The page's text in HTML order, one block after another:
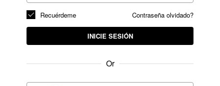
Contraseña olvidado?
Recuérdeme
INICIE SESIÓN
Or